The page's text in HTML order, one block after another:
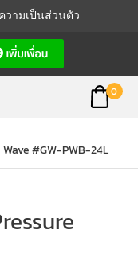
ความเป็นส่วนตัว
0
#GW-PWB-24L